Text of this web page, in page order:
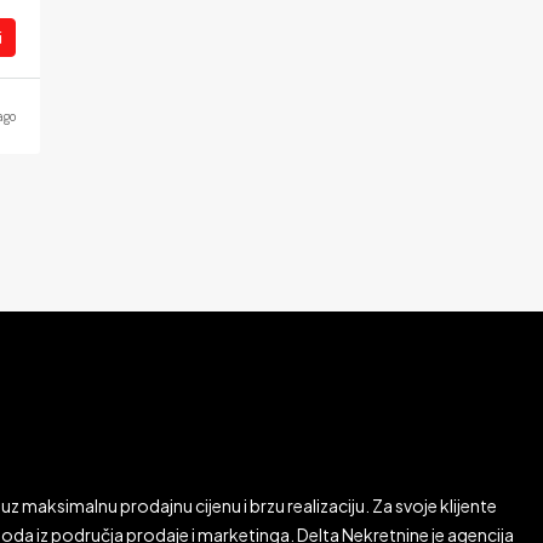
maksimalnu prodajnu cijenu i brzu realizaciju. Za svoje klijente
iz područja prodaje i marketinga. Delta Nekretnine je agencija